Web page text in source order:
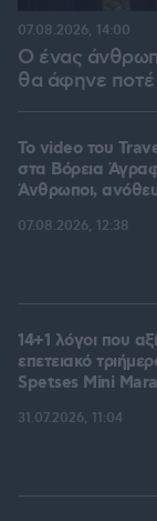
Ο ένας
θα άφηνε ποτέ
07.08.2026, 14:00
To video του
στα Βόρεια
Άνθρωποι,
07.08.2026, 12:38
14+1 λόγοι που
επετειακό
Spetses Mini
31.07.2026, 11:04